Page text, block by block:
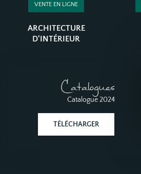
VENTE EN LIGNE
ARCHITECTURE
D'INTÉRIEUR
Catalogues
Catalogue 2024
TÉLÉCHARGER